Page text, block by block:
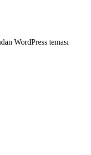
WordPress teması